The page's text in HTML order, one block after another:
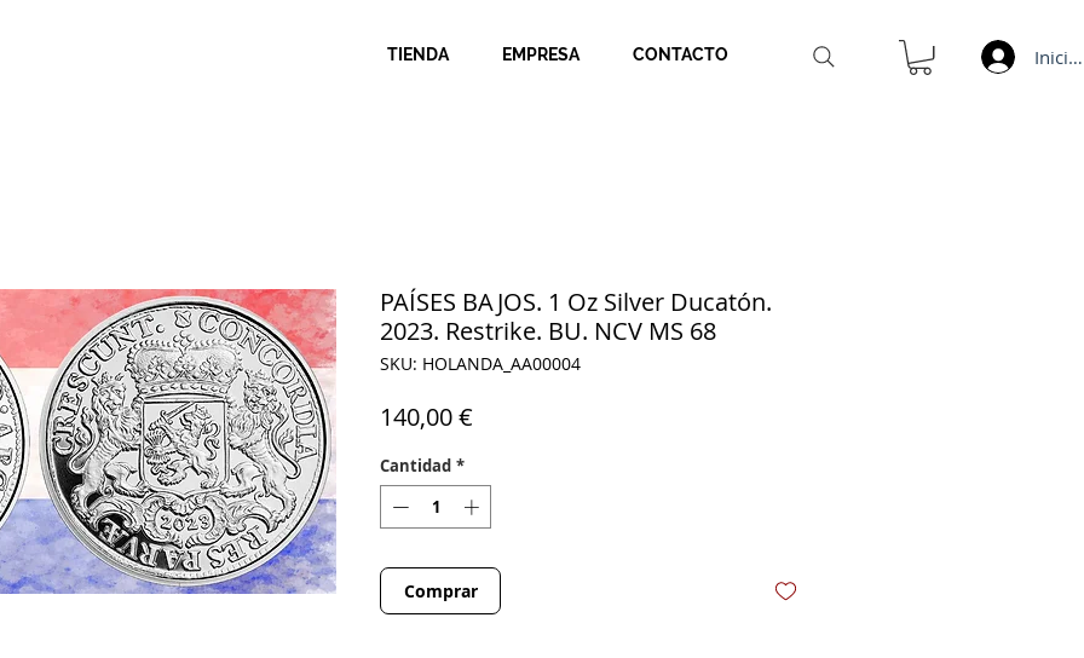
TIENDA EMPRESA CONTACTO
PAÍSES BAJOS. 1 Oz Silver Ducatón.
2023. Restrike. BU. NCV MS 68
SKU: HOLANDA_AA00004
140,00 €
Cantidad *
Comprar